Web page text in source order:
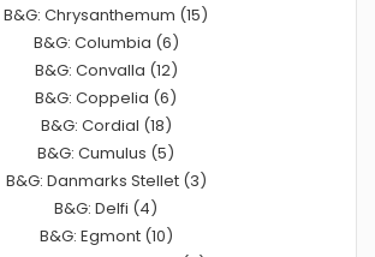
B&G: Chrysanthemum (15)
B&G: Columbia (6)
B&G: Convalla (12)
B&G: Coppelia (6)
B&G: Cordial (18)
B&G: Cumulus (5)
B&G: Danmarks Stellet (3)
B&G: Delfi (4)
B&G: Egmont (10)